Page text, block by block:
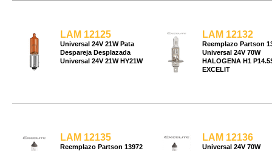
LAM 12125
Universal 24V 21W Pata
Despareja Desplazada
Universal 24V 21W HY21W
LAM 12132
Reemplazo Partson
Universal 24V 70W
HALOGENA H1
EXCELIT
LAM 12135
Reemplazo Partson 13972
LAM 12136
Universal 24V 70W